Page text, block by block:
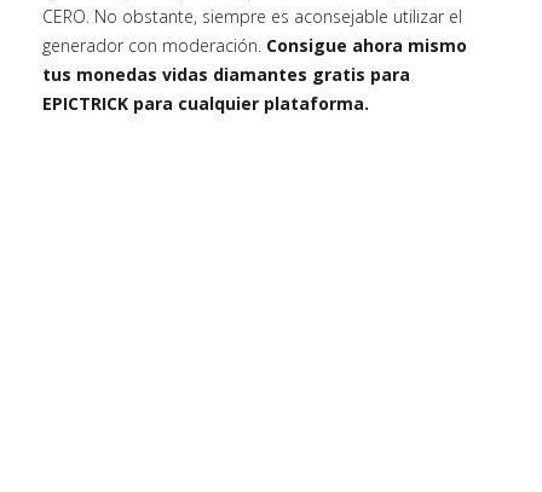
CERO. No obstante, siempre es aconsejable utilizar el
generador con moderación. Consigue ahora mismo
tus monedas vidas diamantes gratis para
EPICTRICK para cualquier plataforma.